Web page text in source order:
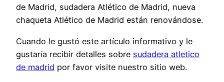
de Madrid, sudadera Atlético de Madrid, nueva
chaqueta Atlético de Madrid están renovándose.
Cuando le gustó este artículo informativo y le
gustaría recibir detalles sobre sudadera atletico
de madrid por favor visite nuestro sitio web.